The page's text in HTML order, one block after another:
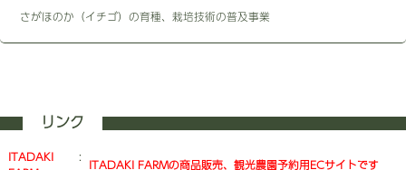
さがほのか（イチゴ）の育種、栽培技術の普及事業
リンク
ITADAKI
: ITADAKI FARMの商品販売、観光農園予約用ECサイトです